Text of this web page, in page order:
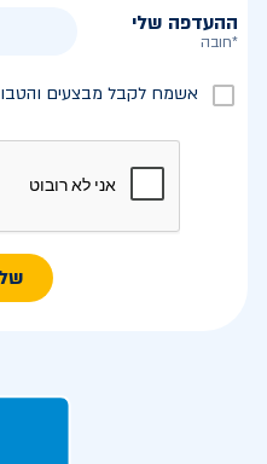
ההעדפה שלי
*חובה
אשמח לקבל מבצעים